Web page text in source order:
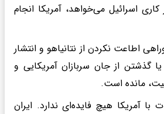
اسرائیل می‌خواهد، آمریکا انجام
اطاعت نکردن از نتانیاهو و انتشار
گذشتن از جان سربازان آمریکایی و
مانده است.
با آمریکا هیچ فایده‌ای ندارد. ایران